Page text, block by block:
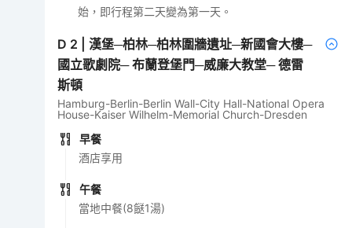
始，即行程第二天變為第一天。
D 2 |漢堡─柏林─柏林圍牆遺址─新國會大樓─
國立歌劇院─ 布蘭登堡門─威廉大教堂─ 德雷
斯頓
Hamburg-Berlin-Berlin Wall-City Hall-National Opera
House-Kaiser Wilhelm-Memorial Church-Dresden
早餐
酒店享用
午餐
當地中餐(8餸1湯)